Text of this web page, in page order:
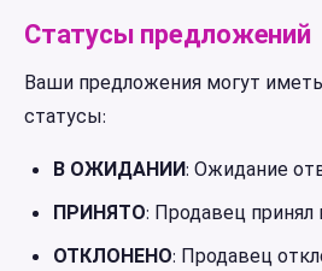
Статусы предложений
Ваши предложения могут
статусы:
В ОЖИДАНИИ: Ожидание
ПРИНЯТО: Продавец
ОТКЛОНЕНО: Продавец